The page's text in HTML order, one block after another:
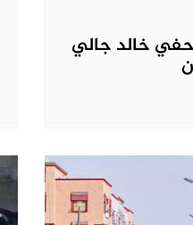
خالد جالي